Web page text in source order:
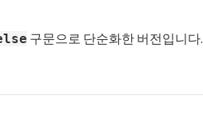
구문으로 단순화한 버전입니다.